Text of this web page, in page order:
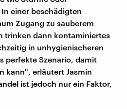
einer beschädigten
Zugang zu sauberem
trinken dann kontaminiertes
in unhygienischeren
perfekte Szenario, damit
kann", erläutert Jasmin
ist jedoch nur ein Faktor,